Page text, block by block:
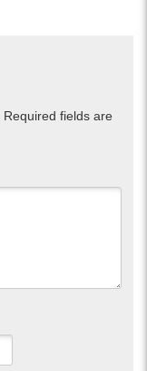
Required fields are